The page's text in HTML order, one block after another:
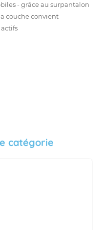
- grâce au surpantalon
couche convient
catégorie